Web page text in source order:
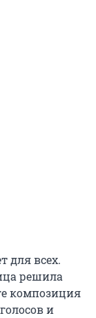
для всех.
решила
композиция
и